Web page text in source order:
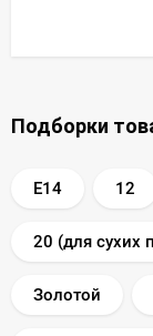
Подборки
E14 12
20 (для сухих
Золотой